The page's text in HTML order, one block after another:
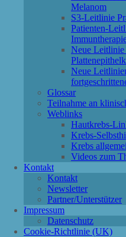
Melanom
S3-Leitlinie
Patienten-
Neue Leitlinie
Neue
Glossar
Teilnahme an
Weblinks
Hautkrebs-
Krebs-
Krebs
Videos zum
Kontakt
Kontakt
Newsletter
Partner/Unterstützer
Impressum
Datenschutz
Cookie-Richtlinie (UK)